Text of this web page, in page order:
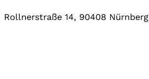
Rollnerstraße 14, 90408 Nürnberg